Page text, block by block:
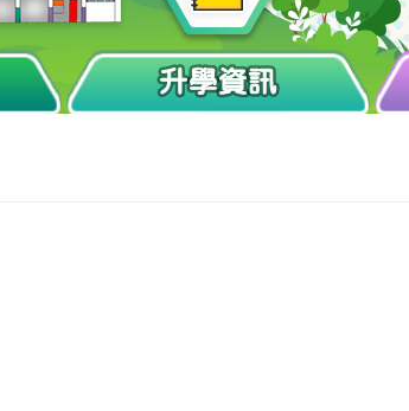
升學資訊